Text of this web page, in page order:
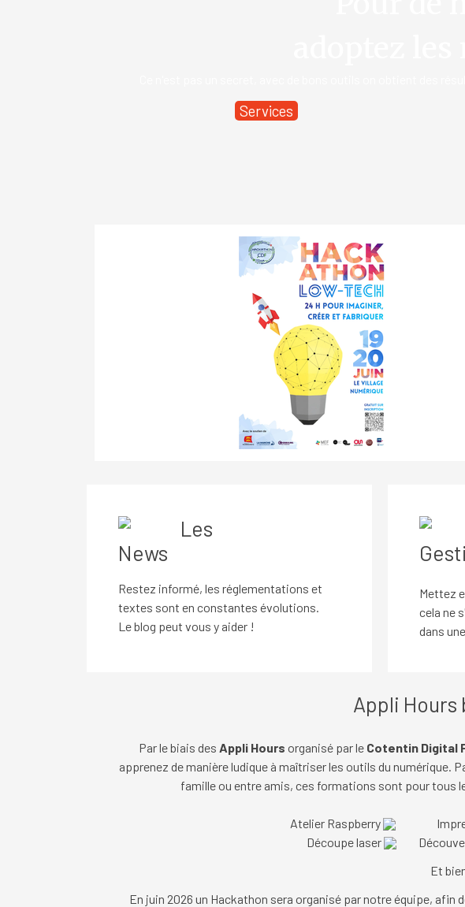
Services
Les
News
Restez informé, les réglementations et
textes sont en constantes évolutions.
Le blog peut vous y aider !
Mettez
cela ne
dans
Appli Hours
Par le biais des Appli Hours organisé par le Cotentin Digital
apprenez de manière ludique à maîtriser les outils du numérique.
famille ou entre amis, ces formations sont pour tous
Atelier Raspberry
Découpe laser
Et
En juin 2026 un Hackathon sera organisé par notre équipe, afin